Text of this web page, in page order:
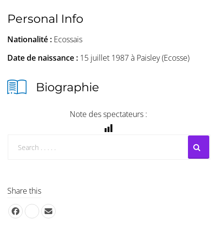
Personal Info
Nationalité : Ecossais
Date de naissance : 15 juillet 1987 à Paisley (Ecosse)
Biographie
Note des spectateurs :
Share this